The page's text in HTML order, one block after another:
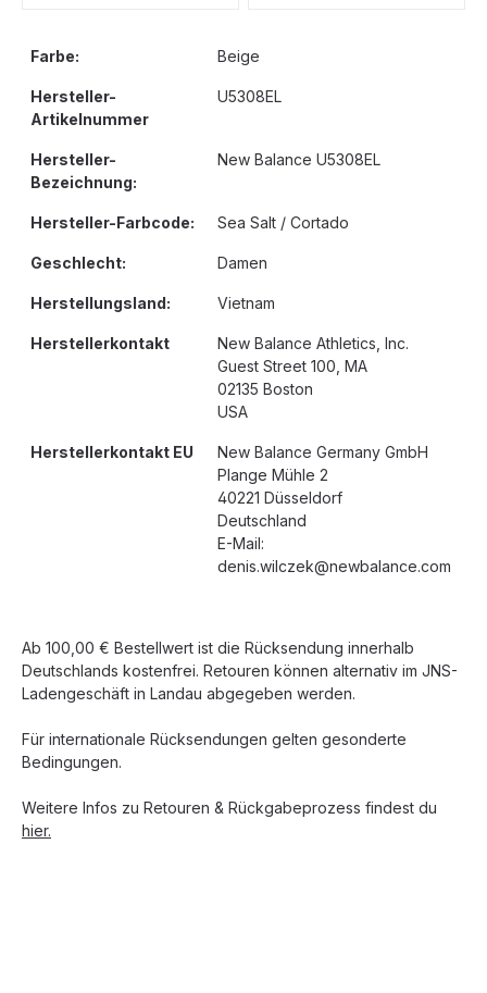
Farbe: Beige
Hersteller-
Artikelnummer
U5308EL
Hersteller-
Bezeichnung:
New Balance U5308EL
Hersteller-Farbcode: Sea Salt / Cortado
Geschlecht: Damen
Herstellungsland: Vietnam
Herstellerkontakt
New Balance Athletics, Inc.
Guest Street 100, MA
02135 Boston
USA
Herstellerkontakt EU
New Balance Germany GmbH
Plange Mühle 2
40221 Düsseldorf
Deutschland
E-Mail:
denis.wilczek@newbalance.com
Ab 100,00 € Bestellwert ist die Rücksendung innerhalb
Deutschlands kostenfrei. Retouren können alternativ im JNS-
Ladengeschäft in Landau abgegeben werden.
Für internationale Rücksendungen gelten gesonderte
Bedingungen.
Weitere Infos zu Retouren & Rückgabeprozess findest du
hier.